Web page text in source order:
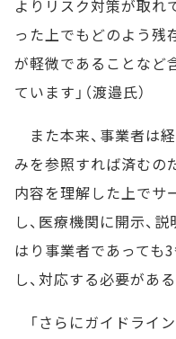
よりリスク対策が取れ
った上でもどのよう残
が軽微であることなど
ています」（渡邉氏）
また本来、事業者は
みを参照すれば済むの
内容を理解した上でサ
し、医療機関に開示、
はり事業者であっても
し、対応する必要がある
「さらにガイドライ